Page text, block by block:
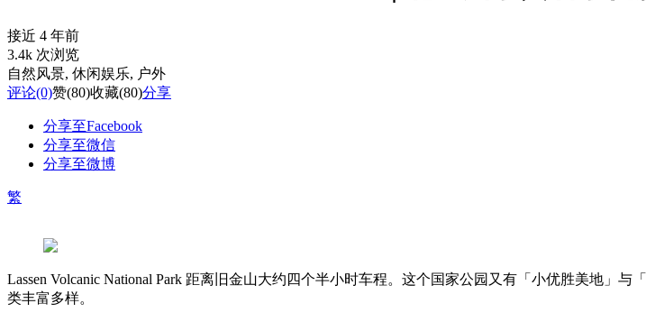
接近 4 年前
3.4k 次浏览
自然风景, 休闲娱乐, 户外
评论(0)赞(80)收藏(80)分享
分享至Facebook
分享至微信
分享至微博
繁
Lassen Volcanic National Park 距离旧金山大约四个半小时车程。这个国家公园又有「小优胜美地」
类丰富多样。